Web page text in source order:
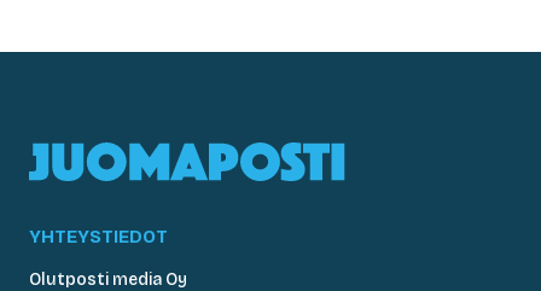
YHTEYSTIEDOT
Olutposti media Oy